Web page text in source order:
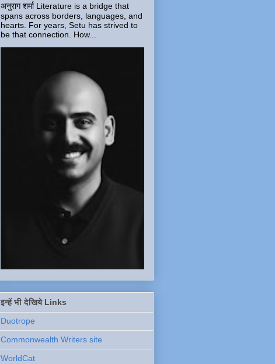
अनुराग शर्मा Literature is a bridge that
spans across borders, languages, and
hearts. For years, Setu has strived to
be that connection. How...
इन्हें भी देखिये Links
Duotrope
Commonwealth Writers site
WorldCat